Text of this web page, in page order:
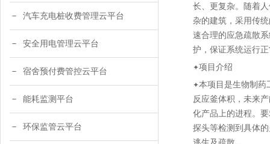
汽车充电桩收费管理云平台
安全用电管理云平台
宿舍预付费管控云平台
能耗监测平台
环保监管云平台
长、更复杂。随着
杂的建筑，采用传
速合理的应急疏散
护，保证系统运行
✦项目介绍
✦本项目是生物制药
反应釜体积，未来
化产品上的进程。
探头等检测到具体